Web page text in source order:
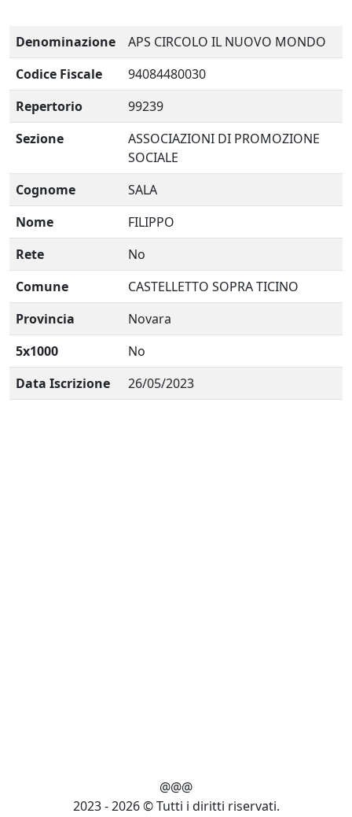
Denominazione
APS CIRCOLO IL NUOVO MONDO
Codice Fiscale
94084480030
Repertorio
99239
Sezione
ASSOCIAZIONI DI PROMOZIONE
SOCIALE
Cognome
SALA
Nome
FILIPPO
Rete
No
Comune
CASTELLETTO SOPRA TICINO
Provincia
Novara
5x1000
No
Data Iscrizione
26/05/2023
@@@
2023 - 2026 © Tutti i diritti riservati.